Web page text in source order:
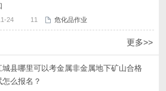
24 11 危化品作业
更多>>
城县哪里可以考金属非金属地下矿山合格
么报名？